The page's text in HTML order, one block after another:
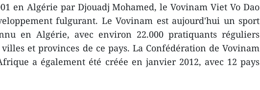
en Algérie par Djouadj Mohamed, le Vovinam Viet Vo Dao
fulgurant. Le Vovinam est aujourd'hui un sport
en Algérie, avec environ 22.000 pratiquants réguliers
villes et provinces de ce pays. La Confédération de Vovinam
a également été créée en janvier 2012, avec 12 pays